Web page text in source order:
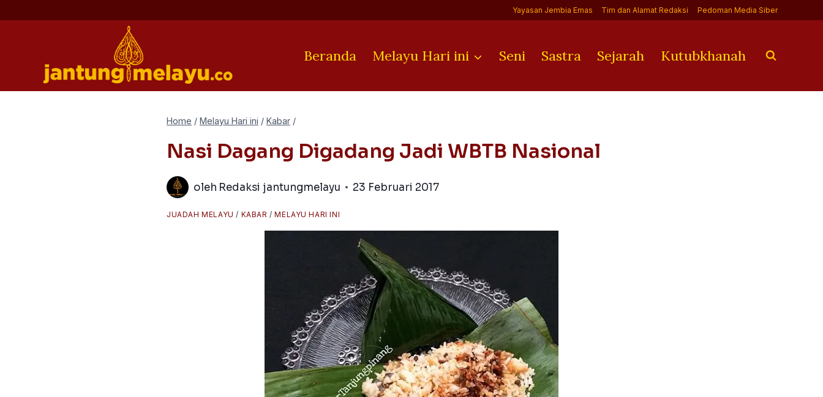
to
Yayasan Jembia Emas Tim dan Alamat Redaksi Pedoman Media Siber
Beranda Melayu Hari ini Seni Sastra Sejarah Kutubkhanah
Home / Melayu Hari ini / Kabar /
Nasi Dagang Digadang Jadi WBTB Nasional
oleh Redaksi jantungmelayu 23 Februari 2017
JUADAH MELAYU / KABAR /MELAYU HARI INI